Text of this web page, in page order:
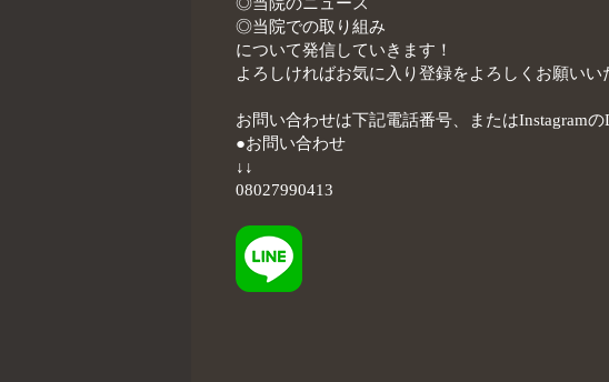
◎当院のニュース
◎当院での取り組み
について発信していきます！
よろしければお気に入り登録をよろしくお願いい
お問い合わせは下記電話番号、またはInstagram
●お問い合わせ
↓↓
08027990413